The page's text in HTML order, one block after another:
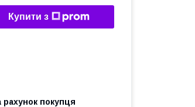
Купити з
рахунок покупця